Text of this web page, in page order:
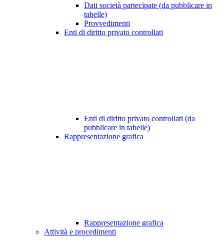
Dati società partecipate (da pubblicare in
tabelle)
Provvedimenti
Enti di diritto privato controllati
Enti di diritto privato controllati (da
pubblicare in tabelle)
Rappresentazione grafica
Rappresentazione grafica
Attività e procedimenti